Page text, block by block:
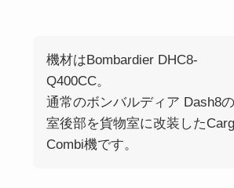
機材はBombardier DHC8-
Q400CC。
通常のボンバルディア Dash8
室後部を貨物室に改装した
Combi機です。